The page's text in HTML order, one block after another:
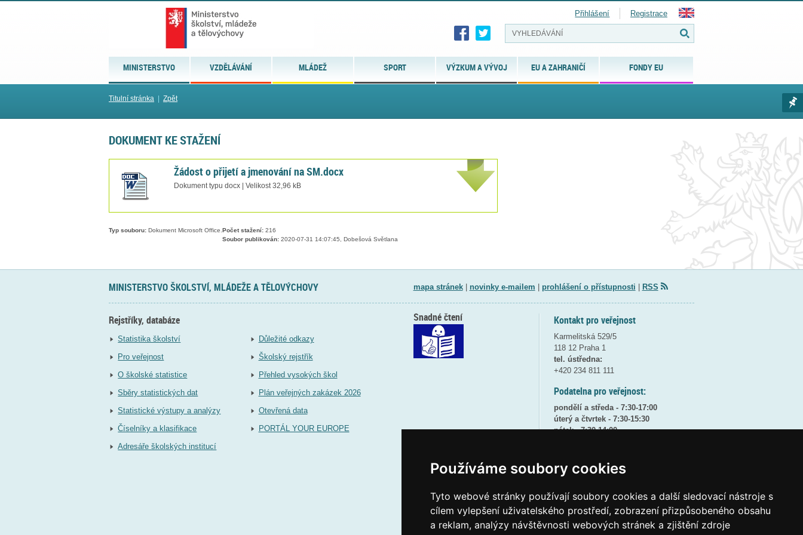
Používáme soubory cookies
Tyto webové stránky používají soubory cookies a další sledovací nástroje s
cílem vylepšení uživatelského prostředí, zobrazení přizpůsobeného obsahu
a reklam, analýzy návštěvnosti webových stránek a zjištění zdroje
MINISTERSTVO VZDĚLÁVÁNÍ MLÁDEŽ SPORT VÝZKUM A VÝVOJ EU A ZAHRANIČÍ FONDY EU
Přihlášení Registrace
Titulní stránka Zpět
DOKUMENT KE STAŽENÍ
Žádost o přijetí a jmenování na SM.docx
Dokument typu docx | Velikost 32,96 kB
Typ souboru: Dokument Microsoft Office. Počet stažení: 216
Soubor publikován: 2020-07-31 14:07:45, Dobešová Světlana
MINISTERSTVO ŠKOLSTVÍ, MLÁDEŽE A TĚLOVÝCHOVY mapa stránek| novinky e-mailem prohlášení o přístupnosti RSS
Rejstříky, databáze
Statistika školství
Pro veřejnost
O školské statistice
Sběry statistických dat
Statistické výstupy a analýzy
Číselníky a klasifikace
Adresáře školských institucí
Důležité odkazy
Školský rejstřík
Přehled vysokých škol
Plán veřejných zakázek 2026
Otevřená data
PORTÁL YOUR EUROPE
Kontakt pro veřejnost
Karmelitská 529/5
118 12 Praha 1
tel. ústředna:
+420 234 811 111
Podatelna pro veřejnost:
pondělí a středa - 7:30-17:00
úterý a čtvrtek - 7:30-15:30
pátek - 7:30-14:00
(více informacíZDE)
posta@msmtgovcz
ID datové schránky: vidaawt
Snadné čtení